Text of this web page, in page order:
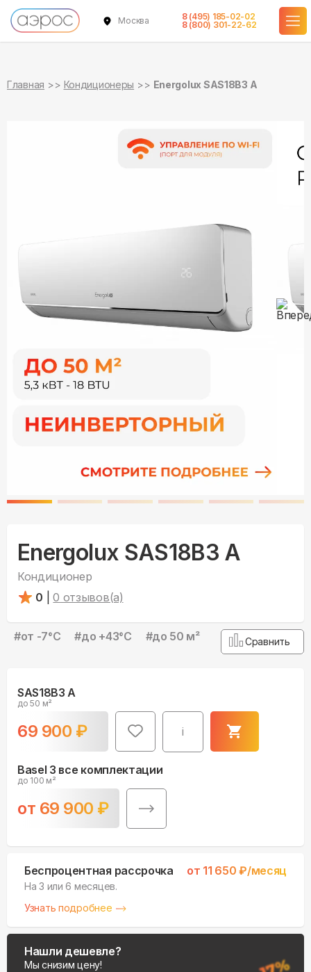
Москва
8 (495) 185-02-02
8 (800) 301-22-62
Главная Кондиционеры Energolux SAS18B3 A
Energolux SAS18B3 A
Кондиционер
0
0 отзывов(а)
#от -7°С #до +43°С #до 50 м² Сравнить
SAS18B3 A
до 50 м²
69 900 ₽ i
в наличии
Basel 3 все комплектации
до 100 м²
от 69 900 ₽
в наличии
Беспроцентная рассрочка от 11 650 ₽/месяц
На 3 или 6 месяцев.
Узнать подробнее
Нашли дешевле?
Мы снизим цену!